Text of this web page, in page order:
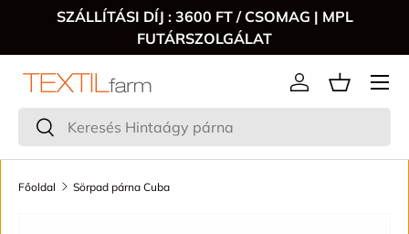
SZÁLLÍTÁSI DÍJ : 3600 FT / CSOMAG | MPL
FUTÁRSZOLGÁLAT
Keresés
Keresés
Bejelentkezés
Menű
Főoldal Sörpad párna Cuba